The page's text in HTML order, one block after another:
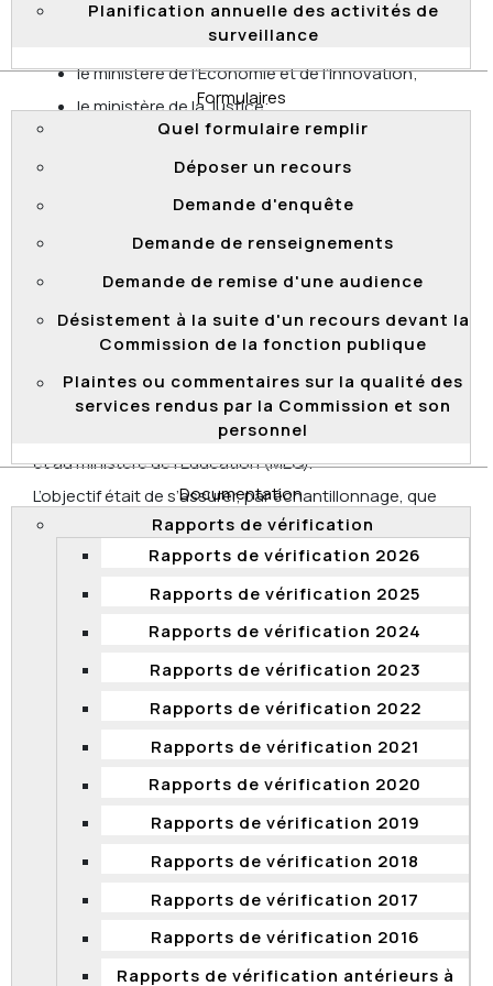
Planification annuelle des activités de
surveillance
Formulaires
Quel formulaire remplir
Déposer un recours
Demande d'enquête
Demande de renseignements
Demande de remise d'une audience
Désistement à la suite d'un recours devant la
Commission de la fonction publique
Plaintes ou commentaires sur la qualité des
services rendus par la Commission et son
personnel
Documentation
Rapports de vérification
Rapports de vérification 2026
Rapports de vérification 2025
Rapports de vérification 2024
Rapports de vérification 2023
Rapports de vérification 2022
Rapports de vérification 2021
Rapports de vérification 2020
Rapports de vérification 2019
Rapports de vérification 2018
Rapports de vérification 2017
Rapports de vérification 2016
Rapports de vérification antérieurs à
le ministère des Affaires municipales et de
le ministère de l’Économie et de l’Innovation;
le ministère de la Justice;
l’Institut de la statistique du Québec;
la Financière agricole du Québec.
Résultats d’une vérification ponctuelle
portant sur les nominations à titre
d’étudiants et stagiaires
résultatsd'une vérification ponctuelle portant sur les
nominations à titre d’étudiants et stagiaires au
ministère de la Culture et des Communications (MCC)
et au ministère de l’Éducation (MEQ).
L’objectif était de s’assurer, par échantillonnage, que
des nominations effectuées entre le 1er septembre
2019 et le 30 septembre 2020 respectent le cadre
normatif prévu à laDirective concernant les emplois
étudiants et les stages dans la fonction publique
à titre d’étudiants et un à titre de stagiaire au MCC. Les
sept dossiers ne respectaient pas la Directive
concernant les conditions liées à l’emploi étudiant ou
au stage. Le dossier de nomination à titre de stagiaire
l’admissibilité de la personne. Cependant, tous les
dossiers étaient conformes pour l’établissement de la
La Commission a formulé cinq recommandations :
Respecter l'article 6 de la Directive en s'assurant
emploi étudiant.
Respecter l'article 10 de la Directive en